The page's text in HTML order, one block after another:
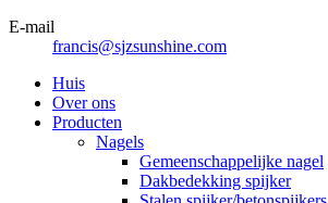
E-mail
francis@sjzsunshine.com
Huis
Over ons
Producten
Nagels
Gemeenschappelijke nagel
Dakbedekking spijker